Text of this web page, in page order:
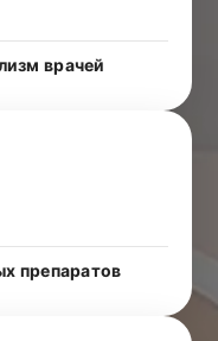
врачей
препаратов